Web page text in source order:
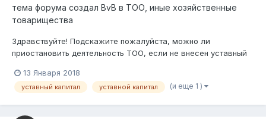
тема форума создал BvB в ТОО, иные хозяйственные
товарищества
Здравствуйте! Подскажите пожалуйста, можно ли
приостановить деятельность ТОО, если не внесен уставный
внесли во время (до года) уставный капитал, могут быть
проблемы? Вопросы по поводу уставного капитала: ТОО
13 Января 2018
уставный капитал уставной капитал (и еще 1 )